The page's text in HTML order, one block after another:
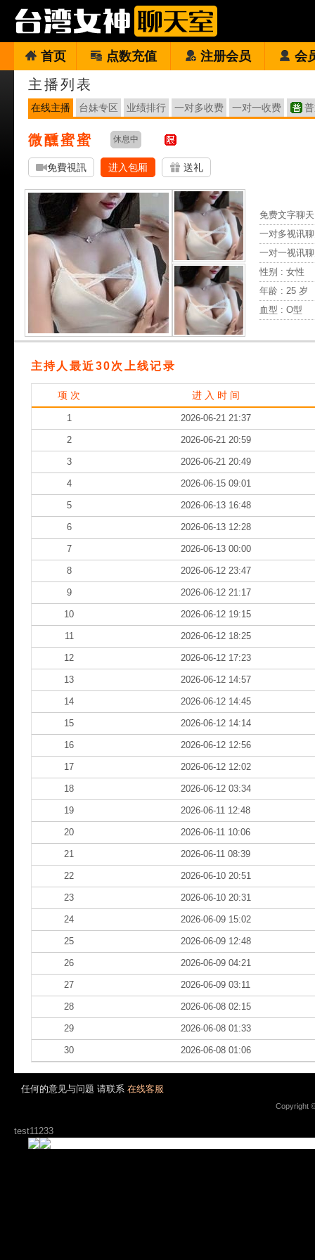
首页 点数充值 注册会员 会
主播列表
在线主播 台妹专区 业绩排行 一对多收费 一对一收费
微醺蜜蜜 休息中
免費視訊 进入包厢 送礼
免费文字聊
一对多视讯
一对一视讯
性别 : 女性
年龄 : 25 岁
血型 : O型
主持人最近30次上线记录
项 次 进 入 时 间
1 2026-06-21 21:37
2 2026-06-21 20:59
3 2026-06-21 20:49
4 2026-06-15 09:01
5 2026-06-13 16:48
6 2026-06-13 12:28
7 2026-06-13 00:00
8 2026-06-12 23:47
9 2026-06-12 21:17
10 2026-06-12 19:15
11 2026-06-12 18:25
12 2026-06-12 17:23
13 2026-06-12 14:57
14 2026-06-12 14:45
15 2026-06-12 14:14
16 2026-06-12 12:56
17 2026-06-12 12:02
18 2026-06-12 03:34
19 2026-06-11 12:48
20 2026-06-11 10:06
21 2026-06-11 08:39
22 2026-06-10 20:51
23 2026-06-10 20:31
24 2026-06-09 15:02
25 2026-06-09 12:48
26 2026-06-09 04:21
27 2026-06-09 03:11
28 2026-06-08 02:15
29 2026-06-08 01:33
30 2026-06-08 01:06
任何的意见与问题 请联系 在线客服
Copyright
test11233